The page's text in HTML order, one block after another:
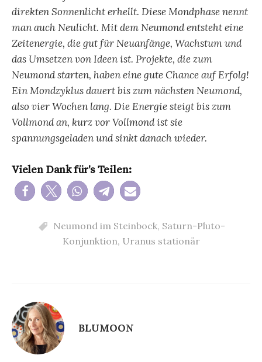
direkten Sonnenlicht erhellt. Diese Mondphase nennt
man auch Neulicht. Mit dem Neumond entsteht eine
Zeitenergie, die gut für Neuanfänge, Wachstum und
das Umsetzen von Ideen ist. Projekte, die zum
Neumond starten, haben eine gute Chance auf Erfolg!
Ein Mondzyklus dauert bis zum nächsten Neumond,
also vier Wochen lang. Die Energie steigt bis zum
Vollmond an, kurz vor Vollmond ist sie
spannungsgeladen und sinkt danach wieder.
Vielen Dank für's Teilen:
Neumond im Steinbock, Saturn-Pluto-
Konjunktion, Uranus stationär
BLUMOON